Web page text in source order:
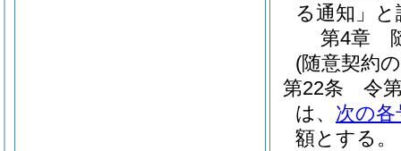
る通知」
第4章
(随意契約
第22条
令
は、 次の各
額とする。